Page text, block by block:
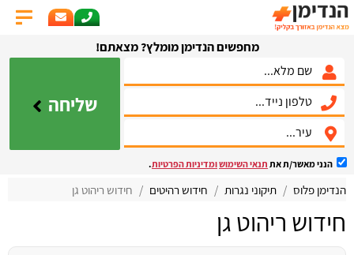
מחפשים הנדימן מומלץ? מצאתם!
שליחה
הנני מאשר/ת את תנאי השימושומדיניות הפרטיות.
הנדימן פלוס תיקוני נגרות חידוש רהיטים חידוש ריהוט גן
חידוש ריהוט גן